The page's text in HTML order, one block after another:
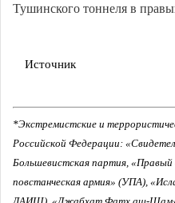
Тушинского тоннеля в
Источник
*Экстремистские и
Российской Федерации:
Большевистская партия, «Правый
повстанческая армия» (УПА),